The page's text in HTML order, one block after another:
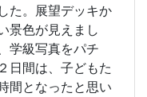
た。展望デッキか
景色が見えまし
学級写真をパチ
日間は、子どもた
間となったと思い